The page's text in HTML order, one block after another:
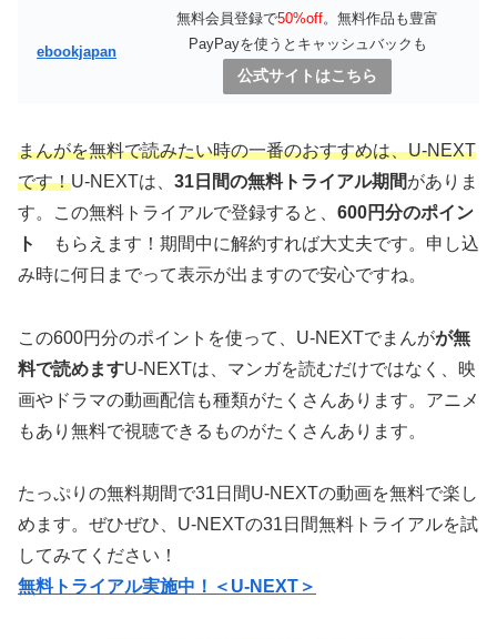
ebookjapan
無料会員登録で50%off。無料作品も豊富
PayPayを使うとキャッシュバックも
公式サイトはこちら
まんがを無料で読みたい時の一番のおすすめは、U-NEXT
です！U-NEXTは、 31日間の無料トライアル期間がありま
す。この無料トライアルで登録すると、 600円分のポイン
ト
もらえます！期間中に解約すれば大丈夫です。申し込
み時に何日までって表示が出ますので安心ですね。
この600円分のポイントを使って、U-NEXTでまんがが無
料で読めますU-NEXTは、マンガを読むだけではなく、映
画やドラマの動画配信も種類がたくさんあります。アニメ
もあり無料で視聴できるものがたくさんあります。
たっぷりの無料期間で31日間U-NEXTの動画を無料で楽し
めます。ぜひぜひ、U-NEXTの31日間無料トライアルを試
してみてください！
無料トライアル実施中！＜U-NEXT＞